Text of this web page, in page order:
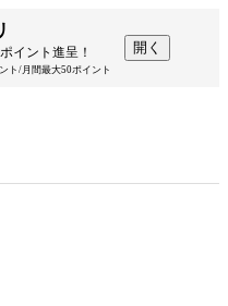
イント進呈！
ト/月間最大50ポイント
開く